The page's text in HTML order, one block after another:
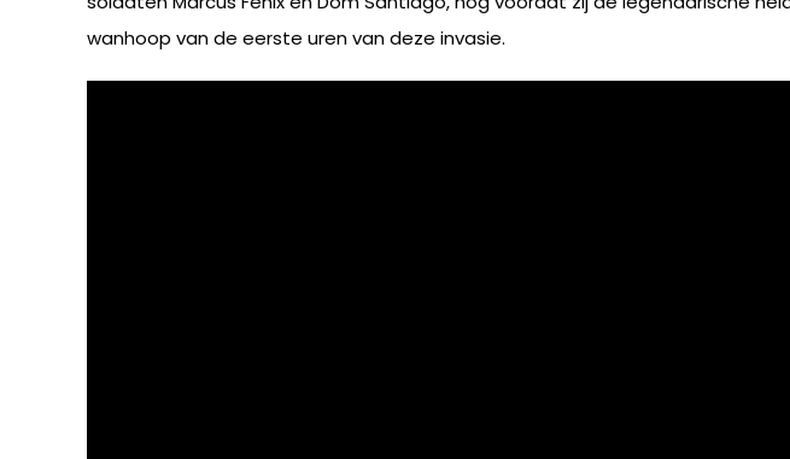
wanhoop van de eerste uren van deze invasie.